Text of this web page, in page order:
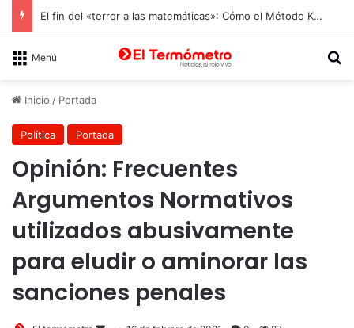
El fin del «terror a las matemáticas»: Cómo el Método Kumon conquista a Chile desde la autonomía y la neurociencia
Menú
Inicio / Portada
Política Portada
Opinión: Frecuentes
Argumentos Normativos
utilizados abusivamente
para eludir o aminorar las
sanciones penales